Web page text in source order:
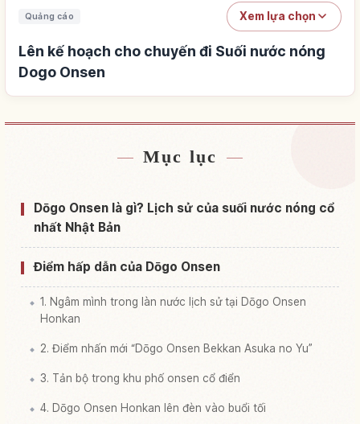
Quảng cáo Xem lựa chọn
Lên kế hoạch cho chuyến đi Suối nước nóng
Dogo Onsen
Tìm chỗ ở gần Suối nước nóng Dogo Onsen
Tìm trải nghiệm tại Suối nước nóng Dogo Onsen↗
Mục lục
Dōgo Onsen là gì? Lịch sử của suối nước nóng cổ
nhất Nhật Bản
Điểm hấp dẫn của Dōgo Onsen
1. Ngâm mình trong làn nước lịch sử tại Dōgo Onsen
Honkan
2. Điểm nhấn mới “Dōgo Onsen Bekkan Asuka no Yu”
3. Tản bộ trong khu phố onsen cổ điển
4. Dōgo Onsen Honkan lên đèn vào buổi tối